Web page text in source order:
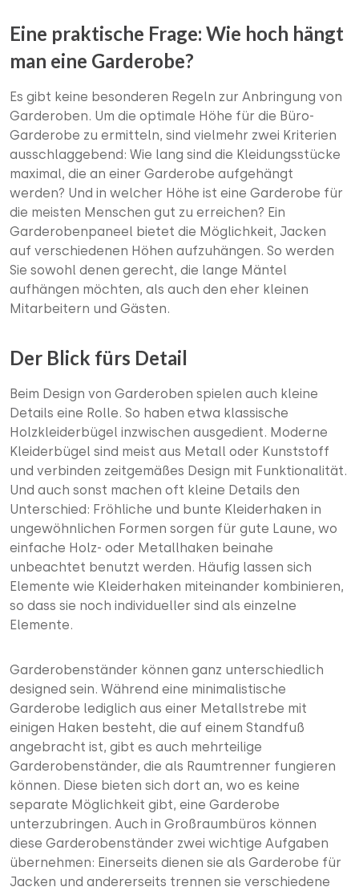
Eine praktische Frage: Wie hoch hängt
man eine Garderobe?
Es gibt keine besonderen Regeln zur Anbringung von
Garderoben. Um die optimale Höhe für die Büro-
Garderobe zu ermitteln, sind vielmehr zwei Kriterien
ausschlaggebend: Wie lang sind die Kleidungsstücke
maximal, die an einer Garderobe aufgehängt
werden? Und in welcher Höhe ist eine Garderobe für
die meisten Menschen gut zu erreichen? Ein
Garderobenpaneel bietet die Möglichkeit, Jacken
auf verschiedenen Höhen aufzuhängen. So werden
Sie sowohl denen gerecht, die lange Mäntel
aufhängen möchten, als auch den eher kleinen
Mitarbeitern und Gästen.
Der Blick fürs Detail
Beim Design von Garderoben spielen auch kleine
Details eine Rolle. So haben etwa klassische
Holzkleiderbügel inzwischen ausgedient. Moderne
Kleiderbügel sind meist aus Metall oder Kunststoff
und verbinden zeitgemäßes Design mit Funktionalität.
Und auch sonst machen oft kleine Details den
Unterschied: Fröhliche und bunte Kleiderhaken in
ungewöhnlichen Formen sorgen für gute Laune, wo
einfache Holz- oder Metallhaken beinahe
unbeachtet benutzt werden. Häufig lassen sich
Elemente wie Kleiderhaken miteinander kombinieren,
so dass sie noch individueller sind als einzelne
Elemente.
Garderobenständer können ganz unterschiedlich
designed sein. Während eine minimalistische
Garderobe lediglich aus einer Metallstrebe mit
einigen Haken besteht, die auf einem Standfuß
angebracht ist, gibt es auch mehrteilige
Garderobenständer, die als Raumtrenner fungieren
können. Diese bieten sich dort an, wo es keine
separate Möglichkeit gibt, eine Garderobe
unterzubringen. Auch in Großraumbüros können
diese Garderobenständer zwei wichtige Aufgaben
übernehmen: Einerseits dienen sie als Garderobe für
Jacken und andererseits trennen sie verschiedene